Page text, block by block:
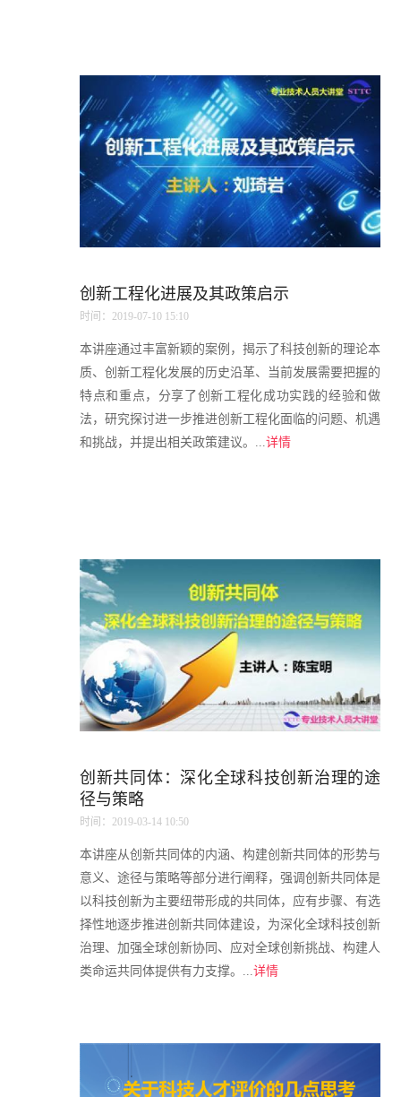
创新工程化进展及其政策启示
时间：2019-07-10 15:10
本讲座通过丰富新颖的案例，揭示了科技创新的理论本
质、创新工程化发展的历史沿革、当前发展需要把握的
特点和重点，分享了创新工程化成功实践的经验和做
法，研究探讨进一步推进创新工程化面临的问题、机遇
和挑战，并提出相关政策建议。...详情
创新共同体：深化全球科技创新治理的途
径与策略
时间：2019-03-14 10:50
本讲座从创新共同体的内涵、构建创新共同体的形势与
意义、途径与策略等部分进行阐释，强调创新共同体是
以科技创新为主要纽带形成的共同体，应有步骤、有选
择性地逐步推进创新共同体建设，为深化全球科技创新
治理、加强全球创新协同、应对全球创新挑战、构建人
类命运共同体提供有力支撑。...详情